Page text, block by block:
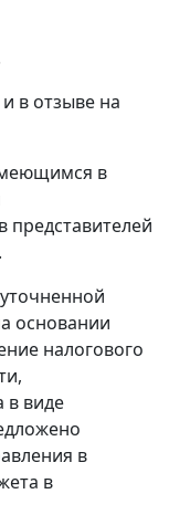
в отзыве на
в
представителей
основании
налогового
в виде
в
в